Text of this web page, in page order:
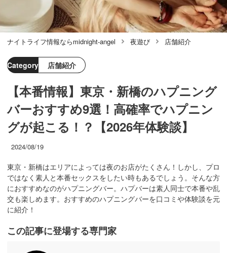
ナイトライフ情報ならmidnight-angel 夜遊び 店舗紹介
Category 店舗紹介
【本番情報】東京・新橋のハプニング
バーおすすめ9選！高確率でハプニン
グが起こる！？【2026年体験談】
2024/08/19
東京・新橋はエリアによっては夜のお店がたくさん！しかし、プロ
ではなく素人と本番セックスをしたい時もあるでしょう。そんな方
におすすめなのがハプニングバー。ハプバーは素人同士で本番や乱
交も楽しめます。おすすめのハプニングバーを口コミや体験談を元
に紹介！
この記事に登場する専門家